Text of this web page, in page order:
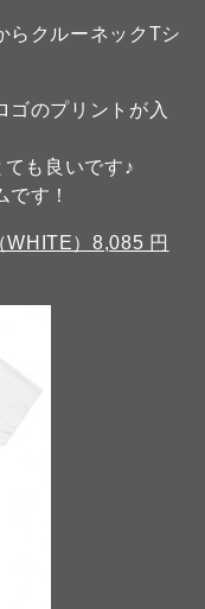
らクルーネックTシ
ゴのプリントが入
も良いです♪
す！
）8,085 円